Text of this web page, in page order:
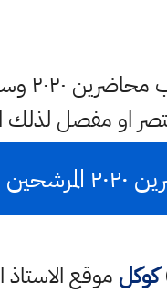
حياكم
او مفصل لذلك
كوكل موقع